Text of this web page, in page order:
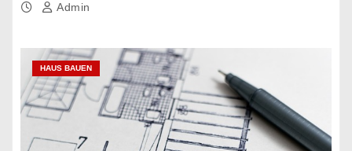
Admin
HAUS BAUEN